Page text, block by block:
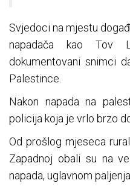
Svjedoci na mjestu
napadača kao Tov
dokumentovani snimci
Palestince.
Nakon napada na
policija koja je vrlo brzo
Od prošlog mjeseca
Zapadnoj obali su na
napada, uglavnom